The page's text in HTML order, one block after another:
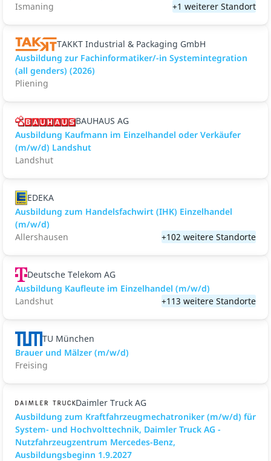
Ismaning
+1 weiterer Standort
TAKKT Industrial & Packaging GmbH
Ausbildung zur Fachinformatiker/-in Systemintegration
(all genders) (2026)
Pliening
BAUHAUS AG
Ausbildung Kaufmann im Einzelhandel oder Verkäufer
(m/w/d) Landshut
Landshut
EDEKA
Ausbildung zum Handelsfachwirt (IHK) Einzelhandel
(m/w/d)
Allershausen
+102 weitere Standorte
Deutsche Telekom AG
Ausbildung Kaufleute im Einzelhandel (m/w/d)
Landshut
+113 weitere Standorte
TU München
Brauer und Mälzer (m/w/d)
Freising
Daimler Truck AG
Ausbildung zum Kraftfahrzeugmechatroniker (m/w/d) für
System- und Hochvolttechnik, Daimler Truck AG -
Nutzfahrzeugzentrum Mercedes-Benz,
Ausbildungsbeginn 1.9.2027